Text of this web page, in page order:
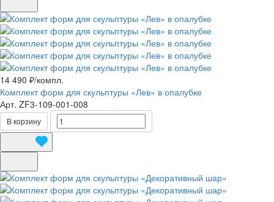
14 490 ₽/компл.
Комплект форм для скульптуры «Лев» в опалубке
Арт. ZF3-109-001-008
В корзину